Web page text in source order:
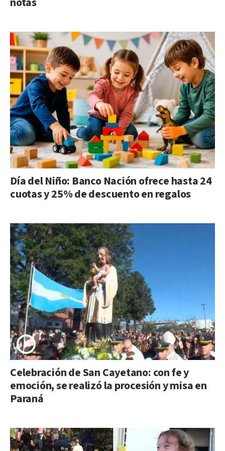
Día del Niño: Banco Nación ofrece hasta 24
cuotas y 25% de descuento en regalos
Celebración de San Cayetano: con fe y
emoción, se realizó la procesión y misa en
Paraná